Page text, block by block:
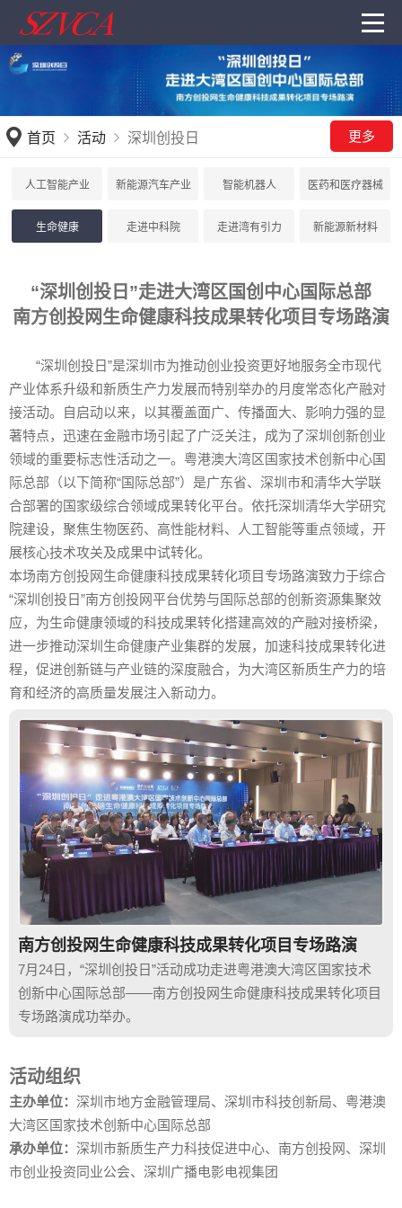
首页 活动 深圳创投日 更多
人工智能产业 新能源汽车产业 智能机器人 医药和医疗器械
生命健康 走进中科院 走进湾有引力 新能源新材料
“深圳创投日”走进大湾区国创中心国际总部
南方创投网生命健康科技成果转化项目专场路演
“深圳创投日”是深圳市为推动创业投资更好地服务全市现代
产业体系升级和新质生产力发展而特别举办的月度常态化产融对
接活动。自启动以来，以其覆盖面广、传播面大、影响力强的显
著特点，迅速在金融市场引起了广泛关注，成为了深圳创新创业
领域的重要标志性活动之一。粤港澳大湾区国家技术创新中心国
际总部（以下简称“国际总部”）是广东省、深圳市和清华大学联
合部署的国家级综合领域成果转化平台。依托深圳清华大学研究
院建设，聚焦生物医药、高性能材料、人工智能等重点领域，开
展核心技术攻关及成果中试转化。
本场南方创投网生命健康科技成果转化项目专场路演致力于综合
“深圳创投日”南方创投网平台优势与国际总部的创新资源集聚效
应，为生命健康领域的科技成果转化搭建高效的产融对接桥梁，
进一步推动深圳生命健康产业集群的发展，加速科技成果转化进
程，促进创新链与产业链的深度融合，为大湾区新质生产力的培
育和经济的高质量发展注入新动力。
南方创投网生命健康科技成果转化项目专场路演
7月24日，“深圳创投日”活动成功走进粤港澳大湾区国家技术
创新中心国际总部——南方创投网生命健康科技成果转化项目
专场路演成功举办。
活动组织
主办单位： 深圳市地方金融管理局、深圳市科技创新局、粤港澳
大湾区国家技术创新中心国际总部
承办单位： 深圳市新质生产力科技促进中心、南方创投网、深圳
市创业投资同业公会、深圳广播电影电视集团